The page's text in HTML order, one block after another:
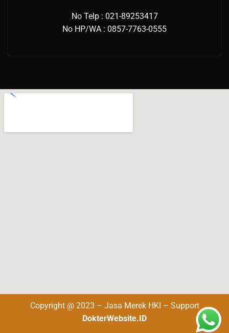
No Telp : 021-89253417
No HP/WA : 0857-7763-0555
Copyright @ 2023 – Jasa Merek HKI – Support
DokterWebsite.ID